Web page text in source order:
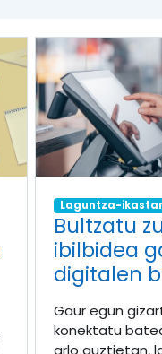
Laguntza-
Bultzatu
ibilbidea
digitalen
Gaur egun
konektatu
arlo guztietan,